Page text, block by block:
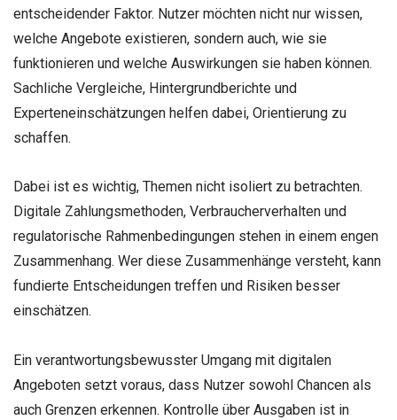
entscheidender Faktor. Nutzer möchten nicht nur wissen,
welche Angebote existieren, sondern auch, wie sie
funktionieren und welche Auswirkungen sie haben können.
Sachliche Vergleiche, Hintergrundberichte und
Experteneinschätzungen helfen dabei, Orientierung zu
schaffen.
Dabei ist es wichtig, Themen nicht isoliert zu betrachten.
Digitale Zahlungsmethoden, Verbraucherverhalten und
regulatorische Rahmenbedingungen stehen in einem engen
Zusammenhang. Wer diese Zusammenhänge versteht, kann
fundierte Entscheidungen treffen und Risiken besser
einschätzen.
Ein verantwortungsbewusster Umgang mit digitalen
Angeboten setzt voraus, dass Nutzer sowohl Chancen als
auch Grenzen erkennen. Kontrolle über Ausgaben ist in